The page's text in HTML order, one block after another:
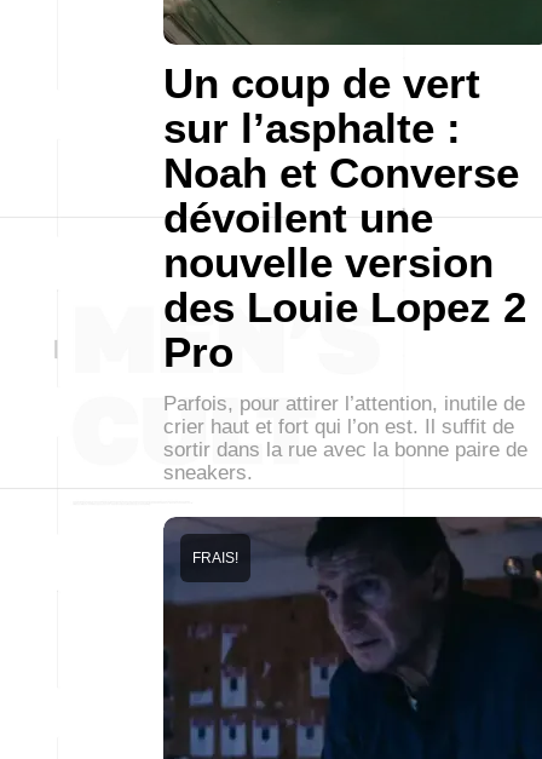
Un coup de vert
sur l’asphalte :
Noah et Converse
dévoilent une
nouvelle version
des Louie Lopez 2
Pro
Parfois, pour attirer l’attention, inutile de
crier haut et fort qui l’on est. Il suffit de
sortir dans la rue avec la bonne paire de
sneakers.
FRAIS!